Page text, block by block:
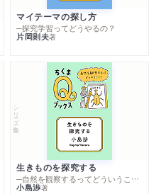
マイテーマの探し方
─探究学習ってどうやるの？
片岡則夫著
シリーズ・全集
生きものを探究する
─自然を観察するってどういうこと？
小島渉著